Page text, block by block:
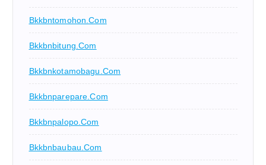
Bkkbntomohon.com
Bkkbnbitung.com
Bkkbnkotamobagu.com
Bkkbnparepare.com
Bkkbnpalopo.com
Bkkbnbaubau.com